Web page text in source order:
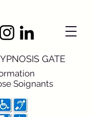
GATE
Soignants